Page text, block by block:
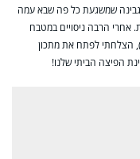
שמשגעת כל פה שבא עמה
אחרי הרבה ניסויים במטבח
הצלחתי לפתח את מתכון
הפיצה הביתי שלנו!